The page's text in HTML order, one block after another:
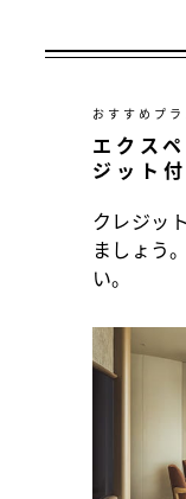
おすすめプラ
エクス
ジット
クレジッ
ましょう
い。